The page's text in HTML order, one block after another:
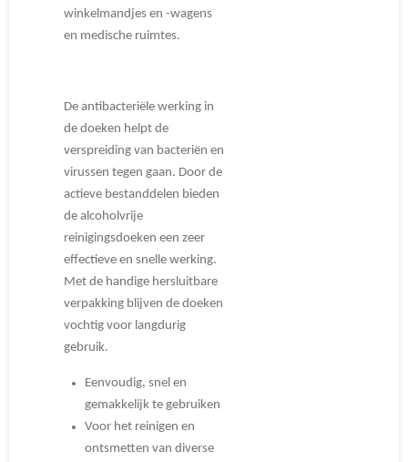
winkelmandjes en -wagens
en medische ruimtes.
De antibacteriële werking in
de doeken helpt de
verspreiding van bacteriën en
virussen tegen gaan. Door de
actieve bestanddelen bieden
de alcoholvrije
reinigingsdoeken een zeer
effectieve en snelle werking.
Met de handige hersluitbare
verpakking blijven de doeken
vochtig voor langdurig
gebruik.
Eenvoudig, snel en
gemakkelijk te gebruiken
Voor het reinigen en
ontsmetten van diverse